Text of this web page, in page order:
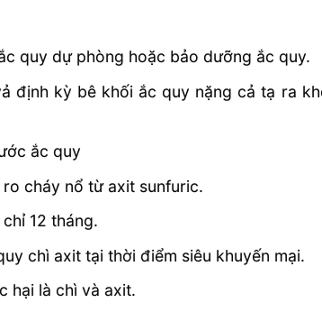
quy dự phòng hoặc bảo dưỡng ắc quy.
định kỳ bê khối ắc quy nặng cả tạ ra
ắc quy
cháy nổ từ axit sunfuric.
12 tháng.
chì axit tại thời điểm siêu khuyến mại.
hại là chì và axit.